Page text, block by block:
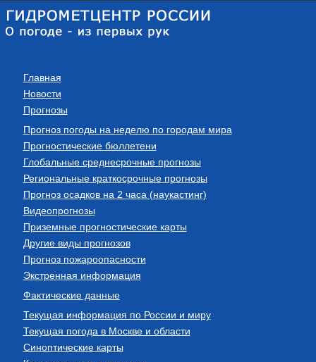
Главная
Новости
Прогнозы
Прогноз погоды на неделю по городам мира
Прогностические бюллетени
Глобальные среднесрочные прогнозы
Региональные краткосрочные прогнозы
Прогноз осадков на 2 часа (наукастинг)
Видеопрогнозы
Приземные прогностические карты
Другие виды прогнозов
Прогноз пожароопасности
Экстренная информация
Фактические данные
Текущая информация по России и миру
Текущая погода в Москве и области
Синоптические карты